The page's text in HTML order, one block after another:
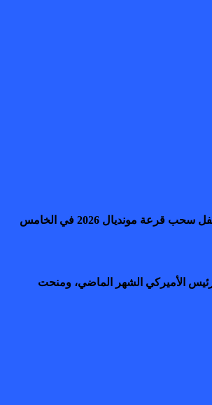
ولم يُكشف عن هوية الفائز بالنسخة الاولى من هذه الجائزة، ولكن برزت تكهنات فورية بأنها قد تُمنح لترامب، حليف إنفانتينو، الذي من المتوقع أن يكون حاضرا في حفل سحب قرعة مونديال 2026 في الخامس
الأميركي الشهر الماضي، ومنحت